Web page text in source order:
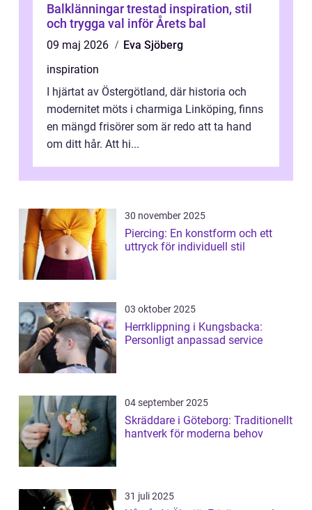
Balklänningar trestad inspiration, stil
och trygga val inför Årets bal
09 maj 2026
Eva Sjöberg
inspiration
I hjärtat av Östergötland, där historia och
modernitet möts i charmiga Linköping, finns
en mängd frisörer som är redo att ta hand
om ditt hår. Att hi...
30 november 2025
Piercing: En konstform och ett
uttryck för individuell stil
03 oktober 2025
Herrklippning i Kungsbacka:
Personligt anpassad service
04 september 2025
Skräddare i Göteborg: Traditionellt
hantverk för moderna behov
31 juli 2025